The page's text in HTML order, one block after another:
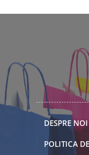
DESPRE NOI
POLITICA